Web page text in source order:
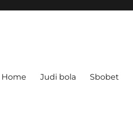
Home Judi bola Sbobet